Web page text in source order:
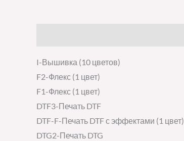
I-Вышивка (10 цветов)
F2-Флекс (1 цвет)
F1-Флекс (1 цвет)
DTF3-Печать DTF
DTF-F-Печать DTF с эффектами (1 цвет)
DTG2-Печать DTG